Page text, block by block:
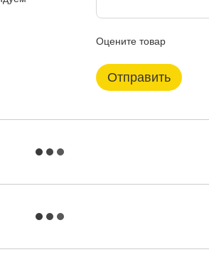
Оцените товар
Отправить